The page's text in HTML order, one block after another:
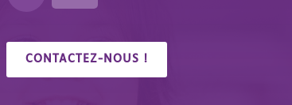
CONTACTEZ-NOUS !